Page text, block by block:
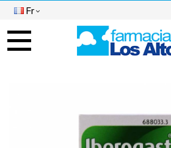
Fr
Basculer